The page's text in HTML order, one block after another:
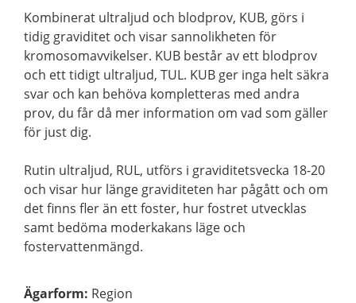
Kombinerat ultraljud och blodprov, KUB, görs i
tidig graviditet och visar sannolikheten för
kromosomavvikelser. KUB består av ett blodprov
och ett tidigt ultraljud, TUL. KUB ger inga helt säkra
svar och kan behöva kompletteras med andra
prov, du får då mer information om vad som gäller
för just dig.
Rutin ultraljud, RUL, utförs i graviditetsvecka 18-20
och visar hur länge graviditeten har pågått och om
det finns fler än ett foster, hur fostret utvecklas
samt bedöma moderkakans läge och
fostervattenmängd.
Ägarform: Region